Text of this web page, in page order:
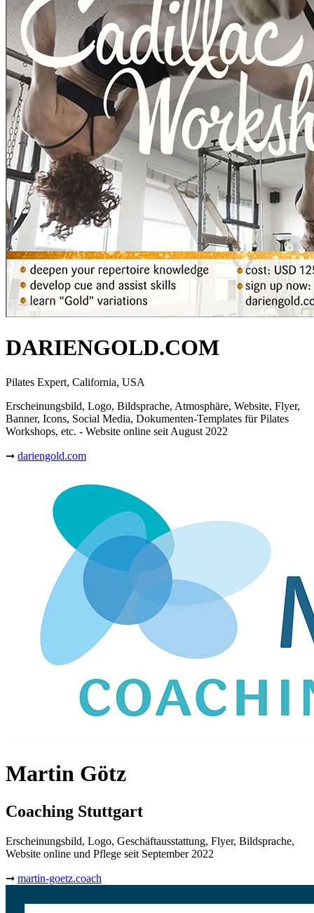
DARIENGOLD.COM
Pilates Expert, California, USA
Erscheinungsbild, Logo, Bildsprache, Atmosphäre, Website, Flyer,
Banner, Icons, Social Media, Dokumenten-Templates für Pilates
Workshops, etc. - Website online seit August 2022
➞ dariengold.com
Martin Götz
Coaching Stuttgart
Erscheinungsbild, Logo, Geschäftausstattung, Flyer, Bildsprache,
Website online und Pflege seit September 2022
➞ martin-goetz.coach